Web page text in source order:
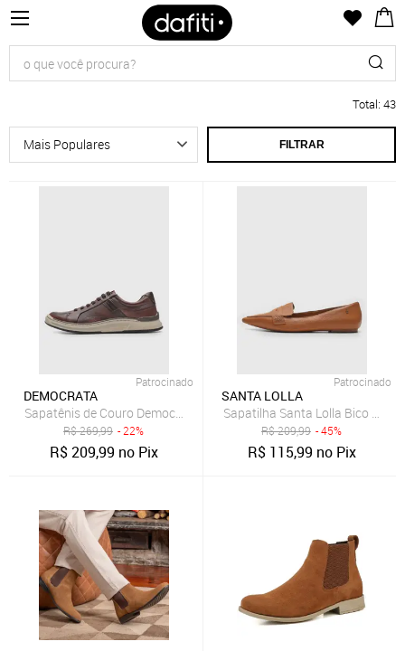
Total: 43
FILTRAR
Patrocinado
DEMOCRATA
Sapatênis de Couro Democrata Recortes Caramelo
R$269,99 - 22%
R$209,99 no Pix
Patrocinado
SANTA LOLLA
Sapatilha Santa Lolla Bico Fino
R$209,99 - 45%
R$ 115,99 no Pix